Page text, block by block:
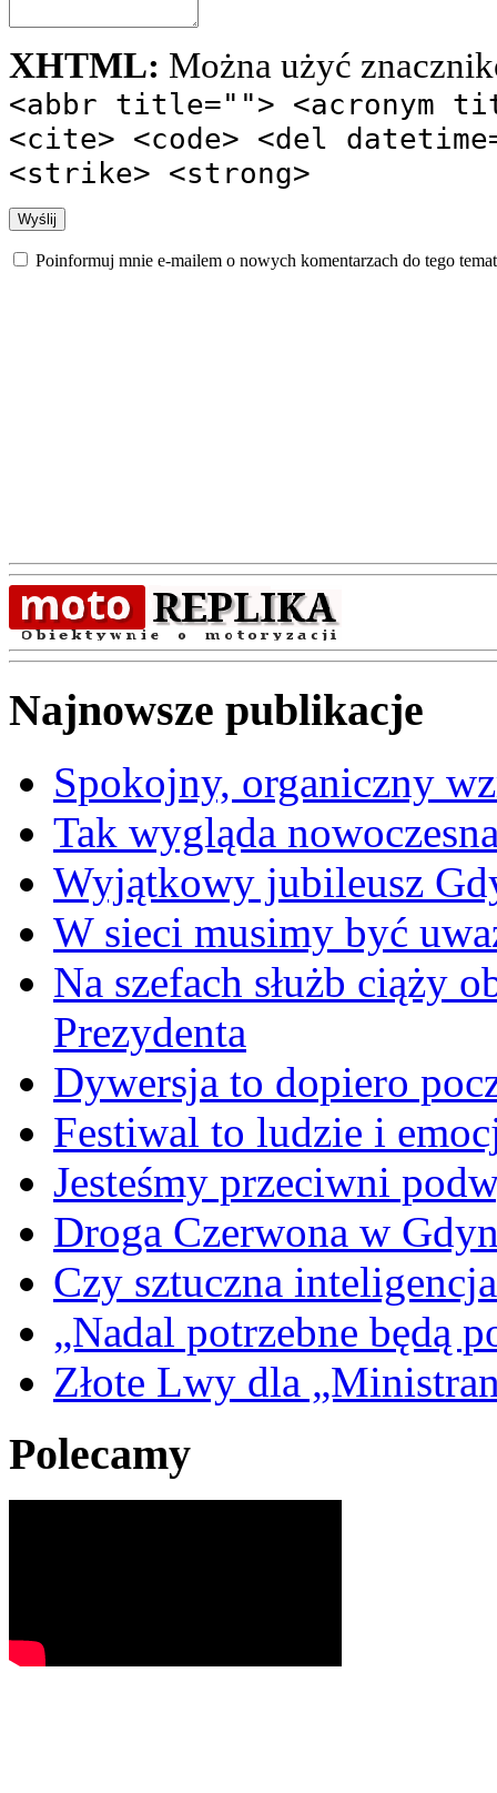
XHTML: Można użyć
<abbr title=""> <acronym
<cite> <code> <del
<strike> <strong>
Poinformuj mnie e-mailem o nowych komentarzach do tego
Najnowsze publikacje
Spokojny, organiczny
Tak wygląda
Wyjątkowy jubileusz
W sieci musimy być
Na szefach służb ciąży
Prezydenta
Dywersja to dopiero
Festiwal to ludzie i
Jesteśmy przeciwni
Droga Czerwona w
Czy sztuczna
„Nadal potrzebne będą
Złote Lwy dla
Polecamy